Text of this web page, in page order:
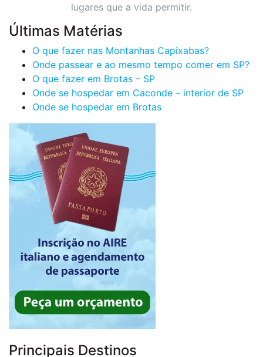
lugares que a vida permitir.
Últimas Matérias
O que fazer nas Montanhas Capixabas?
Onde passear e ao mesmo tempo comer em SP?
O que fazer em Brotas – SP
Onde se hospedar em Caconde – interior de SP
Onde se hospedar em Brotas
Principais Destinos